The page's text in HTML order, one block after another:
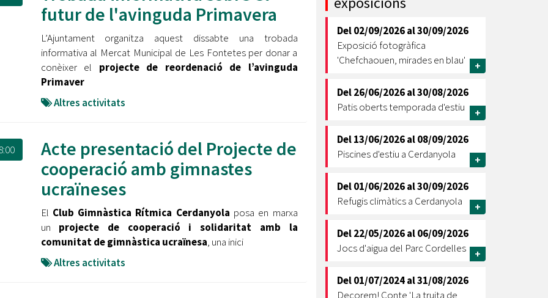
Ètica i Integritat
Retiment de Comptes
Dades Obertes
Catàleg de Serveis i Tràmits
Oberta la convocatòria d'Ajuts per a l'autoocupació
jove 2026
Cerdanyola opta a més de 5 milions d'euros del Pla de
Barris per transformar les Fontetes, Quatre Cantons i
l'entorn de l'avinguda Catalunya
El FIT presenta el cartell de la seva 16a edició i dona el
tret de sortida al festival
l'eclipsi solar
Entitats
Equipaments
Mercats Municipals
Webs Municipals
futur de l'avinguda Primavera
L’Ajuntament organitza aquest dissabte una trobada
informativa al Mercat Municipal de Les Fontetes per donar a
conèixer el projecte de reordenació de l’avinguda
Primaver
Altres activitats
Acte presentació del Projecte de
cooperació amb gimnastes
ucraïneses
El Club Gimnàstica Rítmica Cerdanyola posa en marxa
un projecte de cooperació i solidaritat amb la
comunitat de gimnàstica ucraïnesa, una inici
Altres activitats
Del02/09/2026al30/09/2026
Exposició fotogràfica
'Chefchaouen, mirades en blau'
+
Del26/06/2026al30/08/2026
Patis oberts temporada d'estiu
+
Del13/06/2026al08/09/2026
Piscines d'estiu a Cerdanyola
+
Del01/06/2026al30/09/2026
Refugis climàtics a Cerdanyola
+
Del22/05/2026al06/09/2026
Jocs d'aigua del Parc Cordelles
+
Del01/07/2024al31/08/2026
Decorem! Conte 'La truita de